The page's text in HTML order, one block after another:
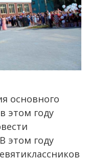
основного
этом году
этом году